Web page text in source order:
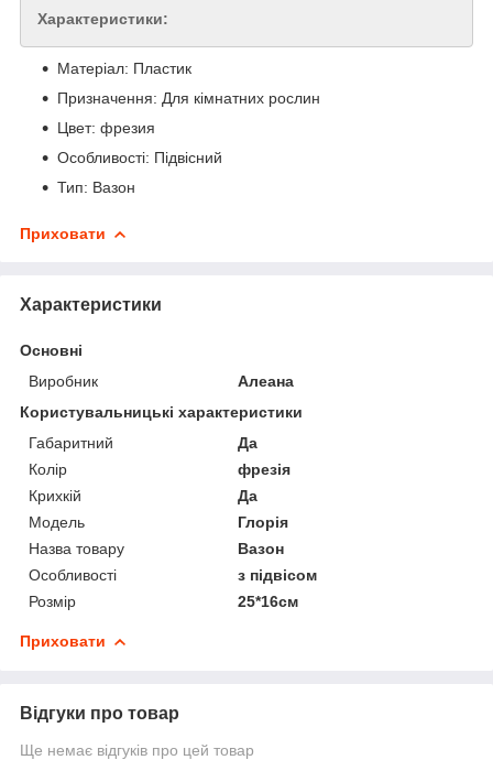
Характеристики:
Матеріал: Пластик
Призначення: Для кімнатних рослин
Цвет: фрезия
Особливості: Підвісний
Тип: Вазон
Приховати
Характеристики
Основні
Виробник
Алеана
Користувальницькі характеристики
Габаритний
Да
Колір
фрезія
Крихкій
Да
Мoдель
Глорія
Назва товару
Вазон
Особливості
з підвісом
Розмір
25*16см
Приховати
Відгуки про товар
Ще немає відгуків про цей товар